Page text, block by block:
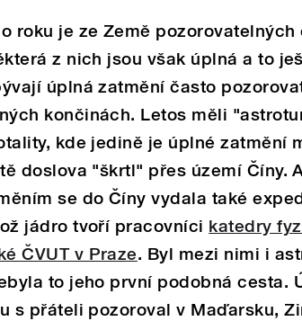
roku je ze Země
z nich jsou však úplná a to
úplná zatmění často
končinách. Letos měli
kde jedině je úplné zatmění
doslova "škrtl" přes území Číny.
se do Číny vydala také
jádro tvoří pracovníci katedry
ČVUT v Praze. Byl mezi nimi i
to jeho první podobná cesta.
s přáteli pozoroval v Maďarsku,